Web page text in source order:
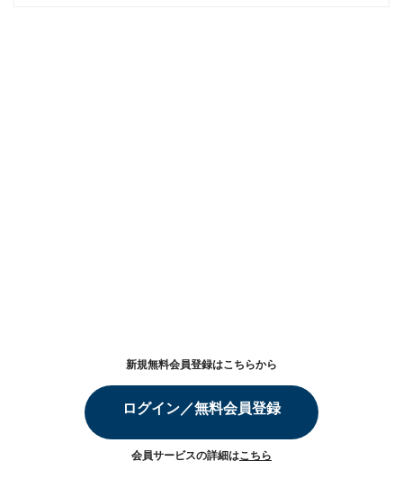
新規無料会員登録はこちらから
ログイン／無料会員登録
会員サービスの詳細はこちら